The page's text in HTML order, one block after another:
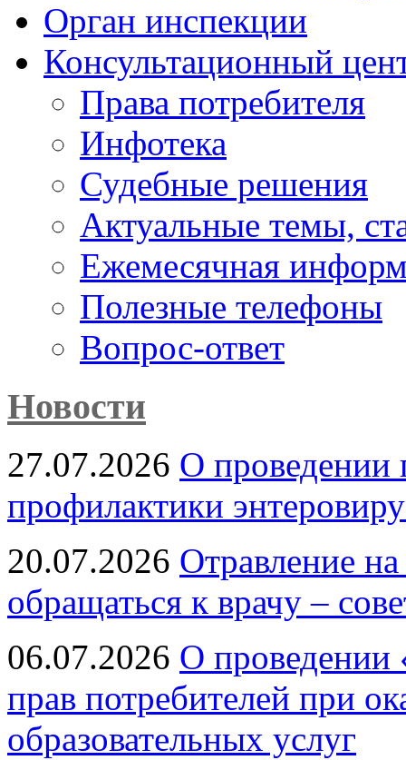
Орган инспекции
Консультационный
Права потребителя
Инфотека
Судебные решения
Актуальные темы,
Ежемесячная
Полезные телефоны
Вопрос-ответ
Новости
27.07.2026 О проведении
профилактики
20.07.2026 Отравление
обращаться к врачу –
06.07.2026 О проведении
прав потребителей при
образовательных услуг